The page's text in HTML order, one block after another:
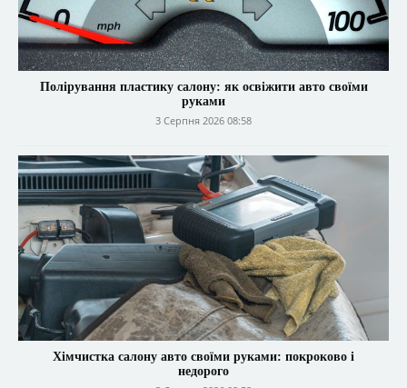
Полірування пластику салону: як освіжити авто своїми
руками
3 Серпня 2026 08:58
Хімчистка салону авто своїми руками: покроково і
недорого